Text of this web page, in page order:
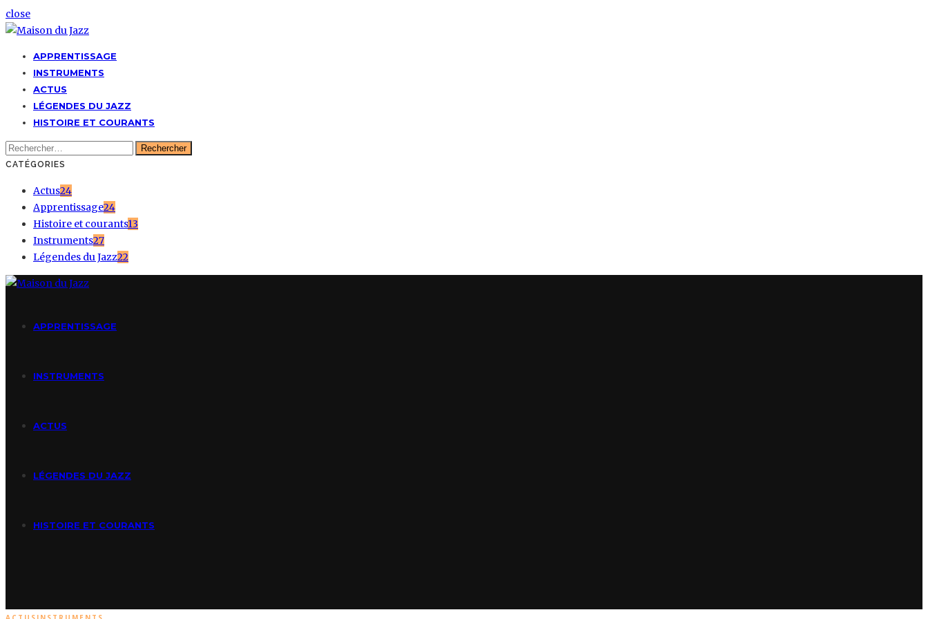
close
APPRENTISSAGE
INSTRUMENTS
ACTUS
LÉGENDES DU JAZZ
HISTOIRE ET COURANTS
Rechercher :
CATÉGORIES
Actus24
Apprentissage24
Histoire et courants13
Instruments27
Légendes du Jazz22
APPRENTISSAGE
INSTRUMENTS
ACTUS
LÉGENDES DU JAZZ
HISTOIRE ET COURANTS